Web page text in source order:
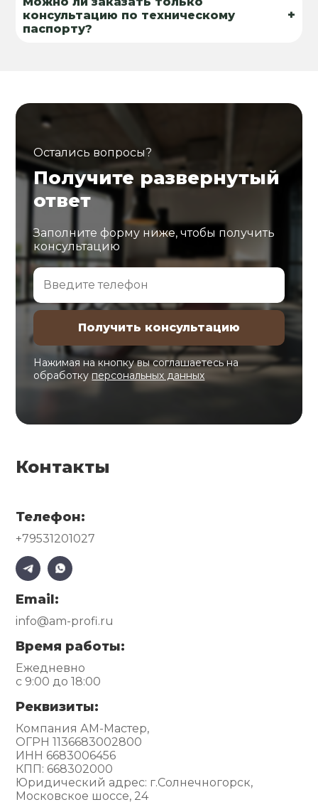
консультацию по техническому
паспорту?
+
Остались вопросы?
Получите развернутый
ответ
Заполните форму ниже, чтобы получить
консультацию
Нажимая на кнопку вы соглашаетесь на
обработкуперсональных данных
Контакты
Телефон:
+79531201027
Email:
info@am-profi.ru
Время работы:
Ежедневно
с 9:00 до 18:00
Реквизиты:
Компания АМ-Мастер,
ОГРН 1136683002800
ИНН 6683006456
КПП: 668302000
Юридический адрес: г.Солнечногорск,
Московское шоссе, 24